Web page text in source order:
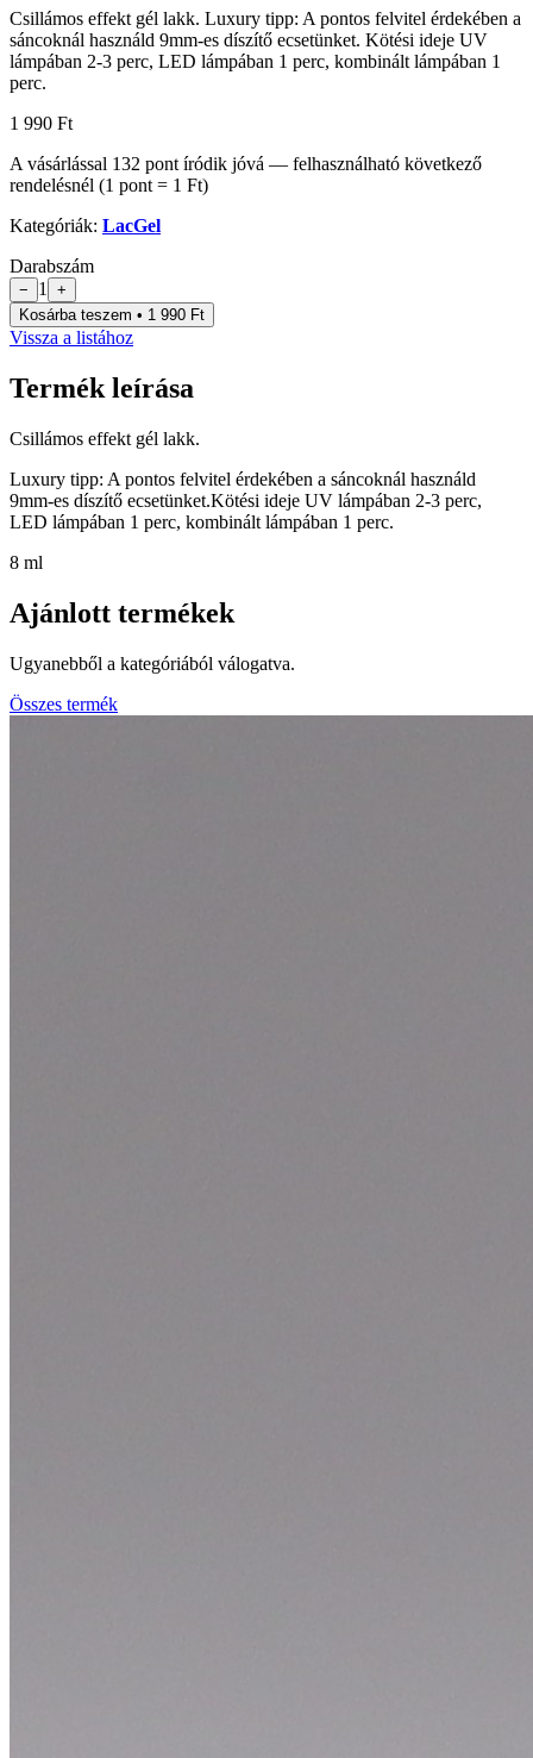
Csillámos effekt gél lakk. Luxury tipp: A pontos felvitel érdekében a
sáncoknál használd 9mm-es díszítő ecsetünket. Kötési ideje UV
lámpában 2-3 perc, LED lámpában 1 perc, kombinált lámpában 1
perc.
1 990 Ft
A vásárlással 132 pont íródik jóvá — felhasználható következő
rendelésnél (1 pont = 1 Ft)
Kategóriák: LacGel
Darabszám
− 1
+
Kosárba teszem • 1 990 Ft
Vissza a listához
Termék leírása
Csillámos effekt gél lakk.
Luxury tipp: A pontos felvitel érdekében a sáncoknál használd
9mm-es díszítő ecsetünket.Kötési ideje UV lámpában 2-3 perc,
LED lámpában 1 perc, kombinált lámpában 1 perc.
8 ml
Ajánlott termékek
Ugyanebből a kategóriából válogatva.
Összes termék